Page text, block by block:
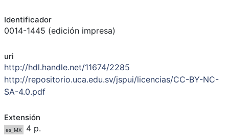
Identificador
0014-1445 (edición impresa)
uri
http://hdl.handle.net/11674/2285
http://repositorio.uca.edu.sv/jspui/licencias/CC-BY-NC-
SA-4.0.pdf
Extensión
es_MX 4 p.